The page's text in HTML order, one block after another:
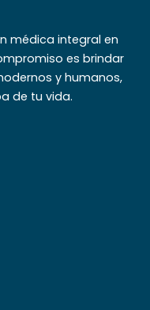
médica integral en
es brindar
y humanos,
de tu vida.